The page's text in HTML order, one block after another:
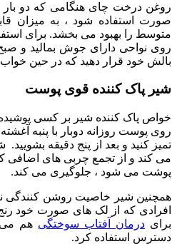
صورت استفاده شود ، به میزان
متوسط را بهبود می بخشد. برای
روی نواحی دارای جوش بمالید و
بالش خود قرار دهید که در حین خواب
شیر پاک کننده قوی پوست
خواص پاک کننده شیر بر کسی
روی پوست روزانه دوبار با پنبه
تمیز کنید و بعد از پنج دقیقه
می کند و از تجمع چربی های اضافی
پوشت می شود ، جلوگیری می کند.
همچنین شیر خاصیت روشن کنندگی
افرادی که از لک های صورت خود
برای درمان آفتاب سوختگی هم می
دسترس استفاده کرد.